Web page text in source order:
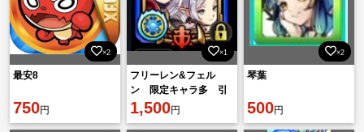
×2
最安8
750円
×1
フリーレン&フェル
ン 限定キャラ多 引
退アカウント
1,500円
×2
琴葉
500円